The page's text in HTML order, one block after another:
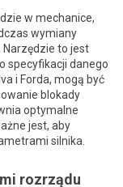
w mechanice,
wymiany
to jest
specyfikacji danego
i Forda, mogą być
blokady
optymalne
jest, aby
silnika.
rozrządu